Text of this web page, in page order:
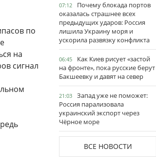
по
на
сигнал
07:12
Почему блокада портов
оказалась страшнее всех
предыдущих ударов: Россия
лишила Украину моря и
ускорила развязку конфликта
06:45
Как Киев рисует «застой
на фронте», пока русские берут
Бакшеевку и давят на север
21:03
Запад уже не поможет:
Россия парализовала
украинский экспорт через
Чёрное море
ВСЕ НОВОСТИ